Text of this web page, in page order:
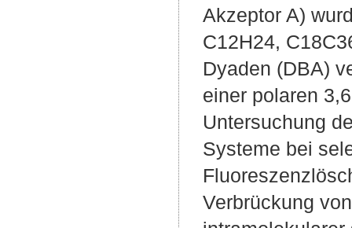
Akzeptor A)
C12H24,
Dyaden (DBA)
einer polaren
Untersuchung
Systeme bei
Verbrückung